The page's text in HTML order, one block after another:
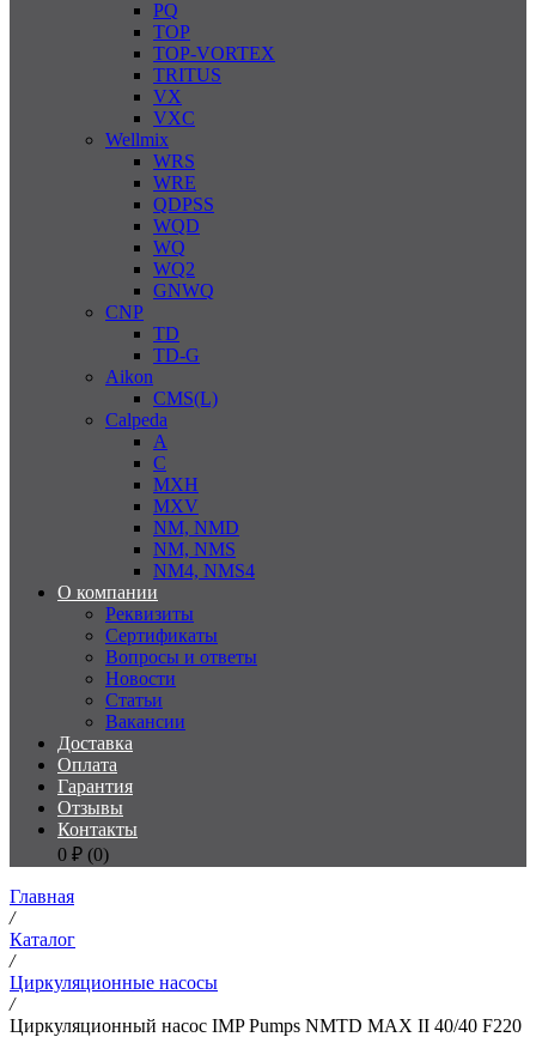
PQ
TOP
TOP-VORTEX
TRITUS
VX
VXC
Wellmix
WRS
WRE
QDPSS
WQD
WQ
WQ2
GNWQ
CNP
TD
TD-G
Aikon
CMS(L)
Calpeda
A
C
MXH
MXV
NM, NMD
NM, NMS
NM4, NMS4
О компании
Реквизиты
Сертификаты
Вопросы и ответы
Новости
Статьи
Вакансии
Доставка
Оплата
Гарантия
Отзывы
Контакты
0 ₽ (0)
Главная
/
Каталог
/
Циркуляционные насосы
/
Циркуляционный насос IMP Pumps NMTD MAX II 40/40 F220